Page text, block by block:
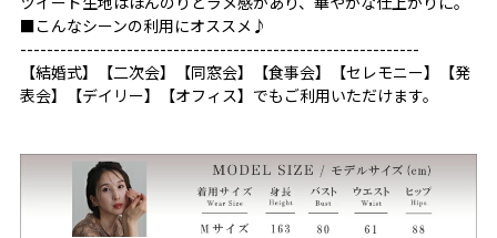
■こんなシーンの利用にオススメ♪
------------------------------------------------------------
【結婚式】【二次会】【同窓会】【食事会】【セレモニー】【発
表会】【デイリー】【オフィス】でもご利用いただけます。